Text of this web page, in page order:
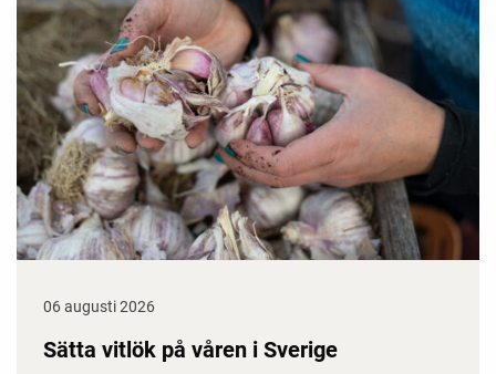
06 augusti 2026
Sätta vitlök på våren i Sverige